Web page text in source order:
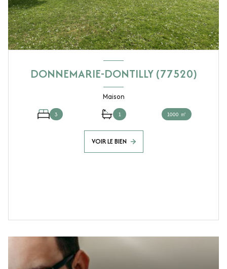
DONNEMARIE-DONTILLY (77520)
Maison
3 1 1000 ㎡
VOIR LE BIEN